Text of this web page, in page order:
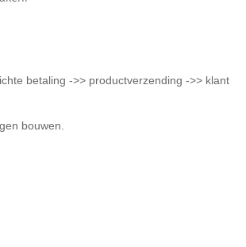
betaling ->> productverzending ->> klant
bouwen.